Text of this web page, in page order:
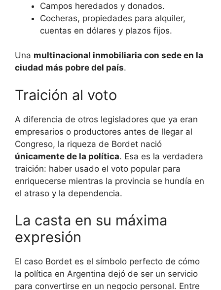
Campos heredados y donados.
Cocheras, propiedades para alquiler,
cuentas en dólares y plazos fijos.
Una multinacional inmobiliaria con sede en la
ciudad más pobre del país.
Traición al voto
A diferencia de otros legisladores que ya eran
empresarios o productores antes de llegar al
Congreso, la riqueza de Bordet nació
únicamente de la política. Esa es la verdadera
traición: haber usado el voto popular para
enriquecerse mientras la provincia se hundía en
el atraso y la dependencia.
La casta en su máxima
expresión
El caso Bordet es el símbolo perfecto de cómo
la política en Argentina dejó de ser un servicio
para convertirse en un negocio personal. Entre